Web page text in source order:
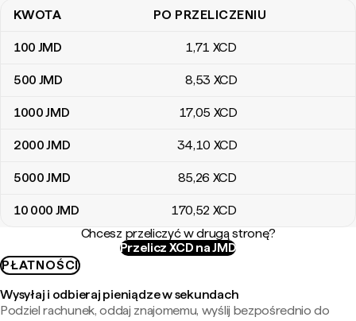
Tabela przeliczeń dolara jamajskiego na dolara
KWOTA PO PRZELICZENIU
100 JMD 1,71 XCD
500 JMD 8,53 XCD
1000JMD 17,05 XCD
2000JMD 34,10 XCD
5000JMD 85,26 XCD
10 000 JMD 170,52 XCD
Chcesz przeliczyć w drugą stronę?
Przelicz XCD na JMD
PŁATNOŚCI
Wysyłaj i odbieraj pieniądze w sekundach
Podziel rachunek, oddaj znajomemu, wyślij bezpośrednio do